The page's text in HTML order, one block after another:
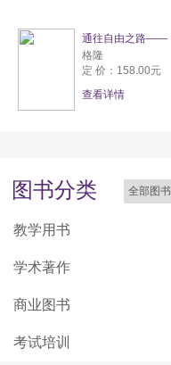
通往自由之路——
格隆
定 价：158.00元
查看详情
图书分类 全部图书
教学用书
学术著作
商业图书
考试培训